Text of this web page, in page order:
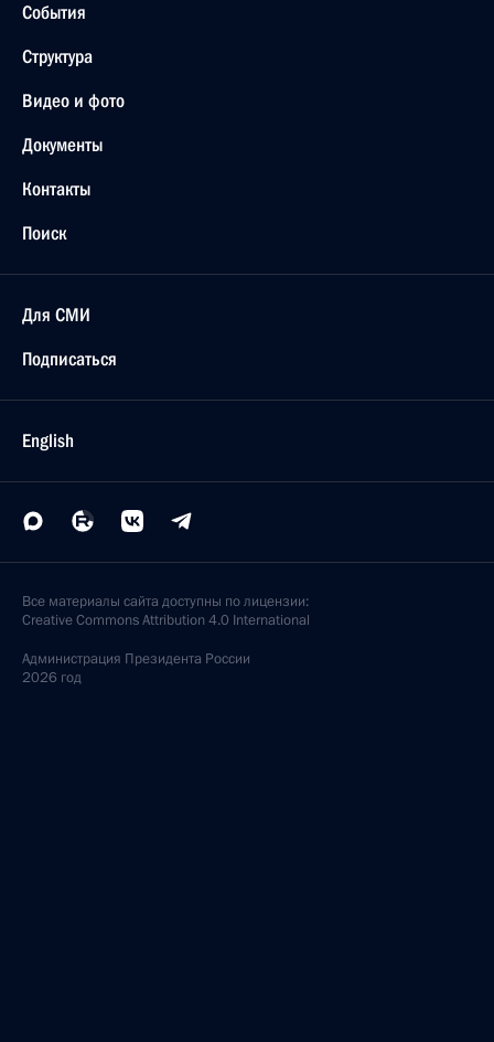
События
Структура
Видео и фото
Документы
Контакты
Поиск
Для СМИ
Подписаться
English
Все материалы сайта доступны по лицензии:
Creative Commons Attribution 4.0 International
Администрация Президента России
2026 год